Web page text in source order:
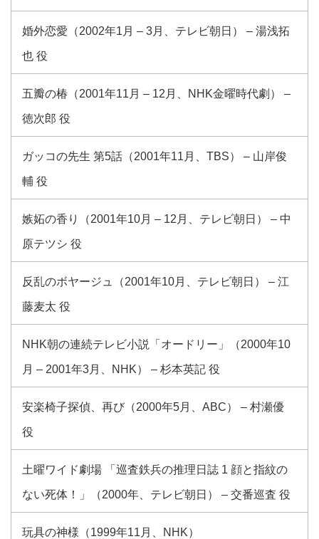
婚外恋愛（2002年1月 – 3月、テレビ朝日） – 湯浅拓
也 役
五瓣の椿（2001年11月 – 12月、NHK金曜時代劇） –
徳次郎 役
ガッコの先生 第5話（2001年11月、TBS） – 山岸俊
輔 役
嫉妬の香り（2001年10月 – 12月、テレビ朝日） – 中
原テツシ 役
反乱のボヤージュ（2001年10月、テレビ朝日） – 江
藤麦太 役
NHK朝の連続テレビ小説「オードリー」（2000年10
月 – 2001年3月、NHK） – 杉本英記 役
安楽椅子探偵、再び（2000年5月、ABC） – 村瀬優
役
土曜ワイド劇場 「巡査鉄兵の推理日誌 1 顔と指紋の
ない死体！」（2000年、テレビ朝日） – 交番巡査 役
玩具の神様（1999年11月、NHK）